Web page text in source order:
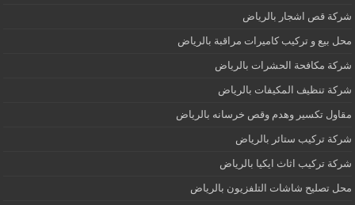
شركة قص اشجار بالرياض
محل بيع و تركيب كاميرات مراقبة بالرياض
شركة مكافحة الحشرات بالرياض
شركة تنظيف المكيفات بالرياض
مقاول تكسير وهدم وقص خرسانه بالرياض
شركة تركيب ستائر بالرياض
شركة تركيب اثاث ايكيا بالرياض
محل تصليح شاشات التلفزيون بالرياض